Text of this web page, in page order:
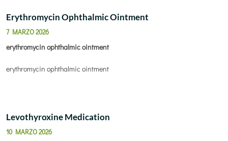
Erythromycin Ophthalmic Ointment
7 MARZO 2026
erythromycin ophthalmic ointment
erythromycin ophthalmic ointment
Levothyroxine Medication
10 MARZO 2026